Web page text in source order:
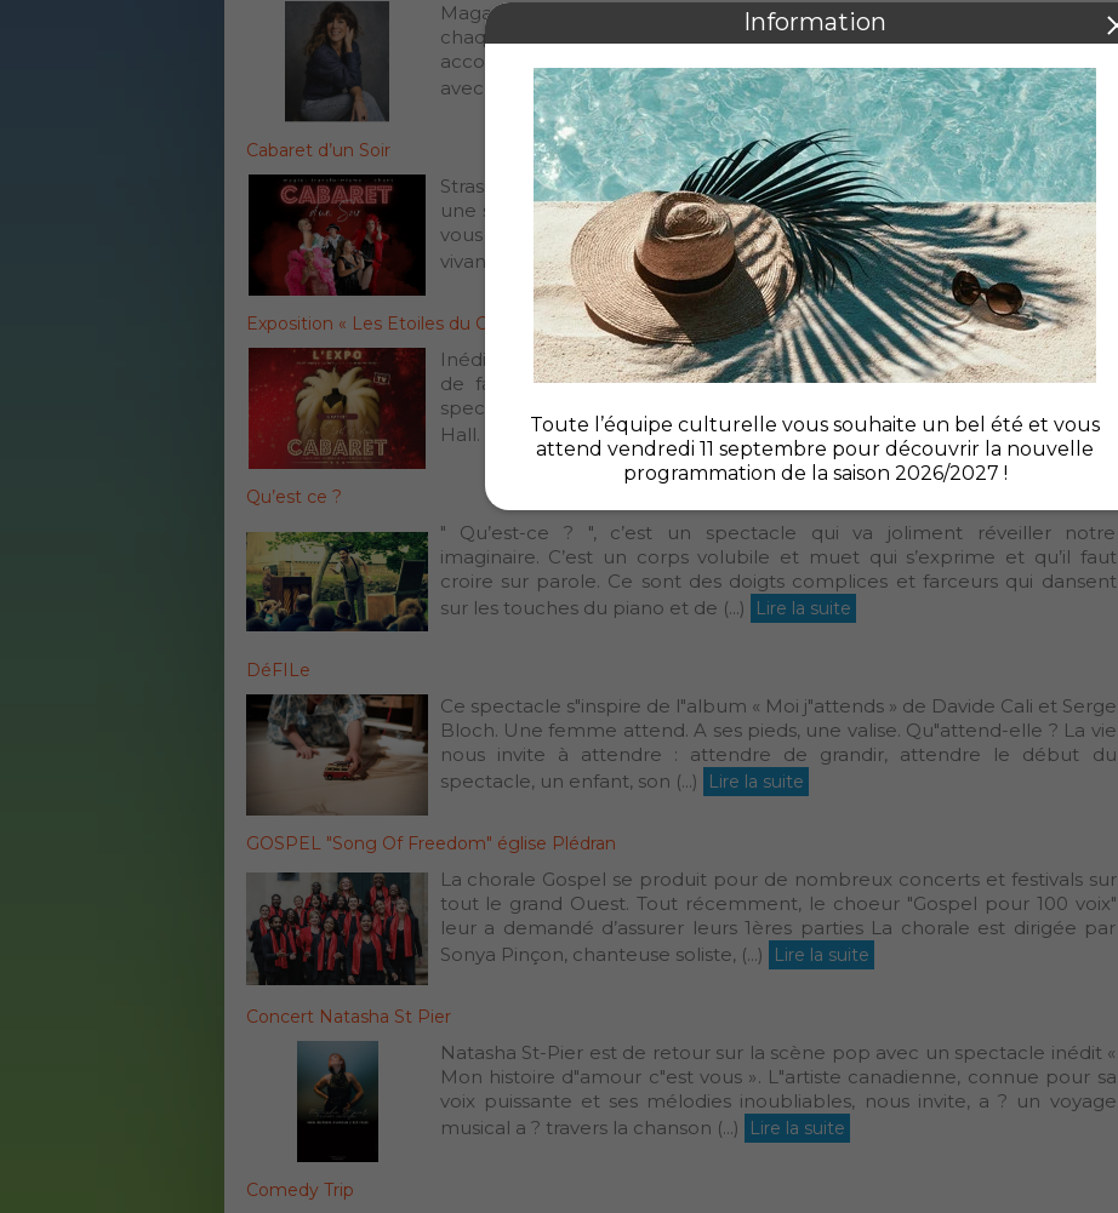
Magali Ripoll, chanteuse, accordéoniste et pianiste, que l"on retrouve
chaque soir dans l"émission « N"oubliez pas les paroles » propose,
accompagnée d"un musicien, un spectacle musical interactif et joue
avec le public en (...) Lire la suite
Cabaret d’un Soir
Strass, paillettes, voix en or et humour décapant : préparez-vous à vivre
une soirée inoubliable ! Avec « Cabaret d"un soir », la troupe MiShowCo
vous plonge dans l"univers du music-hall, du glamour et du spectacle
vivant. Transformistes, chanteuse, (...) Lire la suite
Exposition « Les Etoiles du Cabaret »
Inédite et unique en France, cette exposition itinérante a pour vocation
de faire partager la passion des Artistes, Techniciens et Artisans du
spectacle vivant, à travers l"histoire des 150 ans du Cabaret et du Music-
Hall. Plus de 150 costumes de (...) Lire la suite
Qu’est ce ?
" Qu’est-ce ? ", c’est un spectacle qui va joliment réveiller notre
imaginaire. C’est un corps volubile et muet qui s’exprime et qu’il faut
croire sur parole. Ce sont des doigts complices et farceurs qui dansent
sur les touches du piano et de (...)
Lire la suite
DéFILe
Ce spectacle s"inspire de l"album « Moi j"attends » de Davide Cali et Serge
Bloch. Une femme attend. A ses pieds, une valise. Qu"attend-elle ? La vie
nous invite à attendre : attendre de grandir, attendre le début du
spectacle, un enfant, son (...)
Lire la suite
GOSPEL "Song Of Freedom" église Plédran
La chorale Gospel se produit pour de nombreux concerts et festivals sur
tout le grand Ouest. Tout récemment, le choeur "Gospel pour 100 voix"
leur a demandé d’assurer leurs 1ères parties La chorale est dirigée par
Sonya Pinçon, chanteuse soliste, (...)
Lire la suite
Concert Natasha St Pier
Natasha St-Pier est de retour sur la scène pop avec un spectacle inédit «
Mon histoire d"amour c"est vous ». L"artiste canadienne, connue pour sa
voix puissante et ses mélodies inoubliables, nous invite, a ? un voyage
musical a ? travers la chanson (...)
Lire la suite
Comedy Trip
Toute l’équipe culturelle vous souhaite un bel été et vous
attend vendredi 11 septembre pour découvrir la nouvelle
programmation de la saison 2026/2027 !